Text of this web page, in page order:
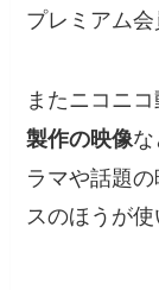
プレミアム会
またニコニ
製作の映像
ラマや話題
スのほうが使